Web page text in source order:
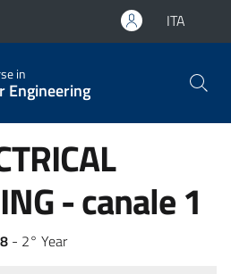
ITA
in
Engineering
- canale 1
- 2° Year